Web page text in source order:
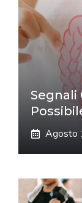
Segnali
Agosto